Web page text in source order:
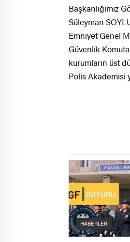
Başkanlığımız
Süleyman
Emniyet Genel
Güvenlik
kurumların üst
Polis Akademisi
HABERLER